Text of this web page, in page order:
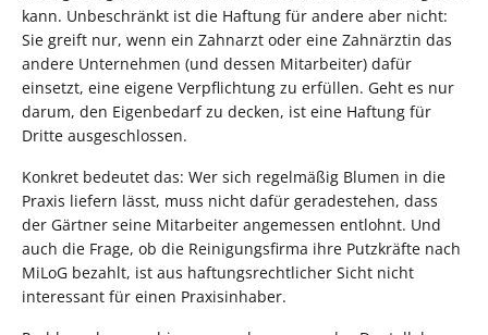
kann. Unbeschränkt ist die Haftung für andere aber nicht:
Sie greift nur, wenn ein Zahnarzt oder eine Zahnärztin das
andere Unternehmen (und dessen Mitarbeiter) dafür
einsetzt, eine eigene Verpflichtung zu erfüllen. Geht es nur
darum, den Eigenbedarf zu decken, ist eine Haftung für
Dritte ausgeschlossen.
Konkret bedeutet das: Wer sich regelmäßig Blumen in die
Praxis liefern lässt, muss nicht dafür geradestehen, dass
der Gärtner seine Mitarbeiter angemessen entlohnt. Und
auch die Frage, ob die Reinigungsfirma ihre Putzkräfte nach
MiLoG bezahlt, ist aus haftungsrechtlicher Sicht nicht
interessant für einen Praxisinhaber.